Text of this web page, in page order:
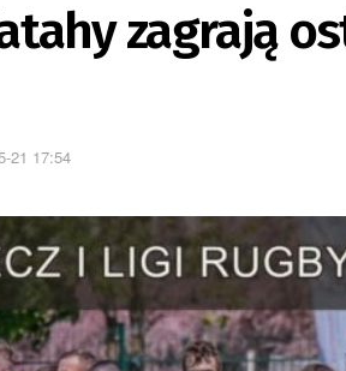
zagrają
21 17:54